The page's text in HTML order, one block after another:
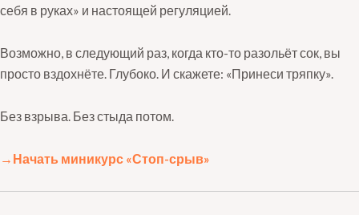
себя в руках» и настоящей регуляцией.
Возможно, в следующий раз, когда кто-то разольёт сок, вы
просто вздохнёте. Глубоко. И скажете: «Принеси тряпку».
Без взрыва. Без стыда потом.
→Начать миникурс «Стоп-срыв»